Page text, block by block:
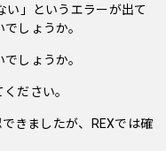
い」というエラーが出て
しょうか。
しょうか。
ださい。
きましたが、REXでは確